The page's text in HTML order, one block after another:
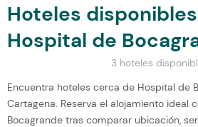
Hoteles
Hospital de
3 hoteles
Encuentra hoteles cerca de Hospital de
Cartagena. Reserva el alojamiento ideal
Bocagrande tras comparar ubicación,